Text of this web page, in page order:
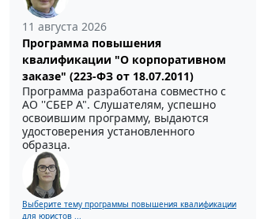
11 августа 2026
Программа повышения
квалификации "О корпоративном
заказе" (223-ФЗ от 18.07.2011)
Программа разработана совместно с
АО ''СБЕР А". Слушателям, успешно
освоившим программу, выдаются
удостоверения установленного
образца.
Выберите тему программы повышения квалификации
для юристов ...